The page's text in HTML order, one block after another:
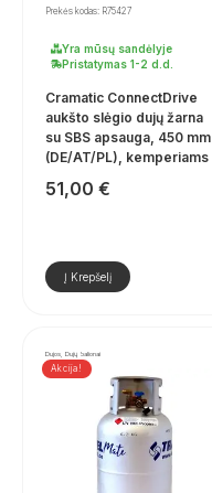
Prekės kodas: R75427
Yra mūsų sandėlyje
Pristatymas 1-2 d.d.
Cramatic ConnectDrive
aukšto slėgio dujų žarna
su SBS apsauga, 450 mm
(DE/AT/PL), kemperiams
51,00 €
Į Krepšelį
Akcija!
Dujos, Dujų balionai